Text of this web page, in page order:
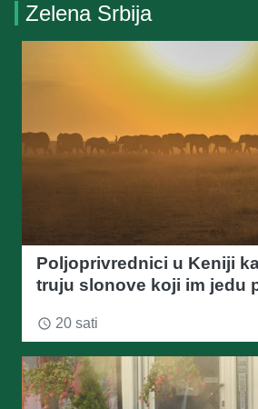
Zelena Srbija
Poljoprivrednici u Keniji
truju slonove koji im jedu
access_time 20 sati